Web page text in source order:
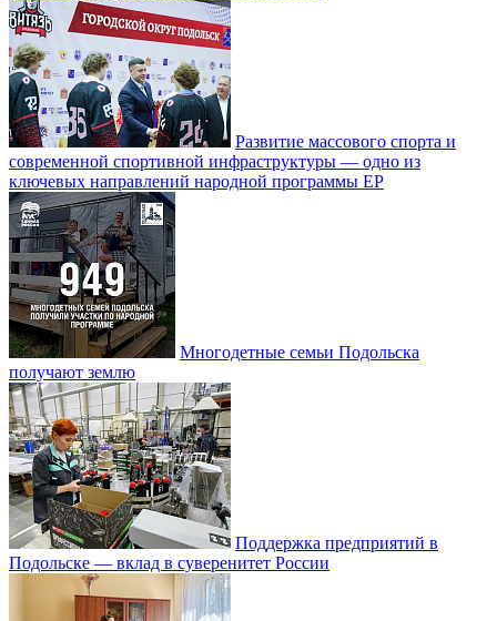
Развитие массового спорта и
современной спортивной инфраструктуры — одно из
ключевых направлений народной программы ЕР
Многодетные семьи Подольска
получают землю
Поддержка предприятий в
Подольске — вклад в суверенитет России